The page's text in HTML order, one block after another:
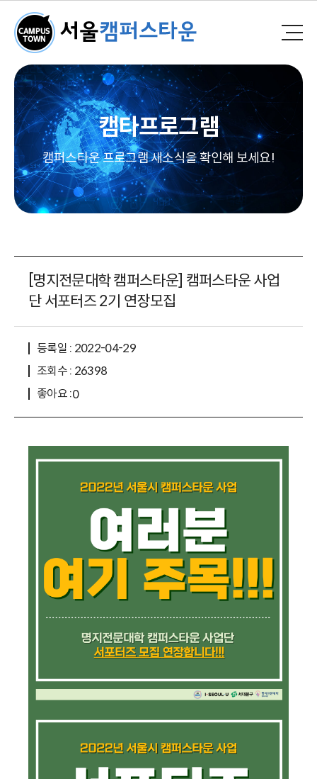
캠타프로그램
캠퍼스타운 프로그램 새소식을 확인해 보세요!
[명지전문대학 캠퍼스타운] 캠퍼스타운 사업
단 서포터즈 2기 연장모집
등록일 : 2022-04-29
조회수 : 26398
좋아요 :0